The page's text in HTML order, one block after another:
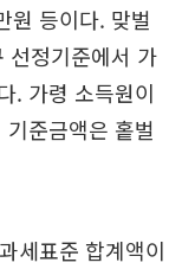
원 등이다. 맞벌
선정기준에서 가
. 가령 소득원이
준금액은 홑벌
과세표준 합계액이